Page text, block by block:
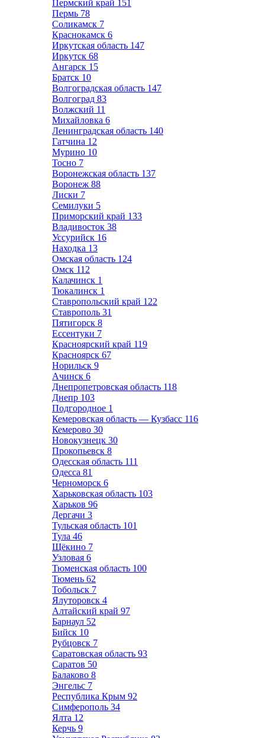
Пермский край 151
Пермь 78
Соликамск 7
Краснокамск 6
Иркутская область 147
Иркутск 68
Ангарск 15
Братск 10
Волгоградская область 147
Волгоград 83
Волжский 11
Михайловка 6
Ленинградская область 140
Гатчина 12
Мурино 10
Тосно 7
Воронежская область 137
Воронеж 88
Лиски 7
Семилуки 5
Приморский край 133
Владивосток 38
Уссурийск 16
Находка 13
Омская область 124
Омск 112
Калачинск 1
Тюкалинск 1
Ставропольский край 122
Ставрополь 31
Пятигорск 8
Ессентуки 7
Красноярский край 119
Красноярск 67
Норильск 9
Ачинск 6
Днепропетровская область 118
Днепр 103
Подгородное 1
Кемеровская область — Кузбасс 116
Кемерово 30
Новокузнецк 30
Прокопьевск 8
Одесская область 111
Одесса 81
Черноморск 6
Харьковская область 103
Харьков 96
Дергачи 3
Тульская область 101
Тула 46
Щёкино 7
Узловая 6
Тюменская область 100
Тюмень 62
Тобольск 7
Ялуторовск 4
Алтайский край 97
Барнаул 52
Бийск 10
Рубцовск 7
Саратовская область 93
Саратов 50
Балаково 8
Энгельс 7
Республика Крым 92
Симферополь 34
Ялта 12
Керчь 9